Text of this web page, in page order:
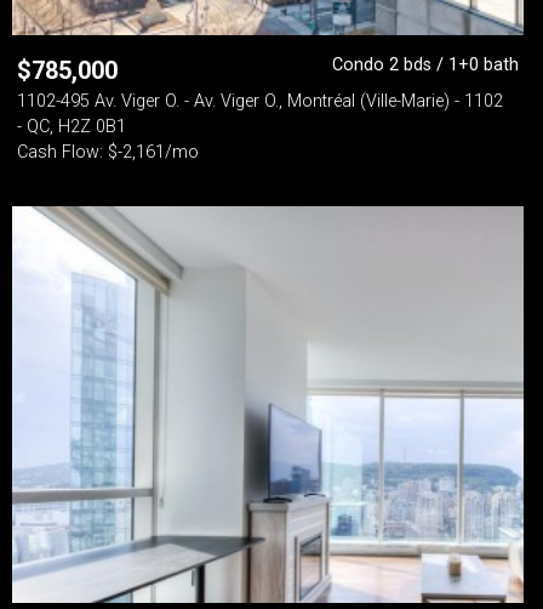
$785,000
Condo 2 bds / 1+0 bath
1102-495 Av. Viger O. - Av. Viger O., Montréal (Ville-Marie) - 1102
- QC, H2Z 0B1
Cash Flow: $-2,161/mo